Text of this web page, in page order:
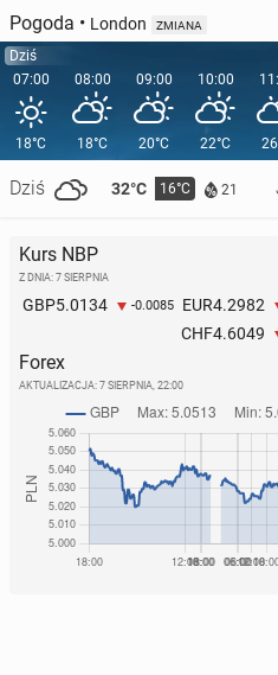
Pogoda • London ZMIANA
Dziś
07:00
18°C
Dziś 32°C 16°C 21
08:00
18°C
09:00
20°C
10:00
22°C
Kurs NBP
Z DNIA: 7 SIERPNIA
GBP5.0134 -0.0085 EUR4.2982
CHF4.6049
Forex
AKTUALIZACJA: 7 SIERPNIA, 22:00